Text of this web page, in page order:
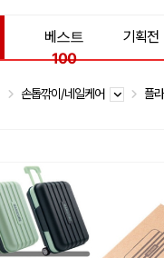
베스트
100
기획전
손톱깎이/네일케어 플